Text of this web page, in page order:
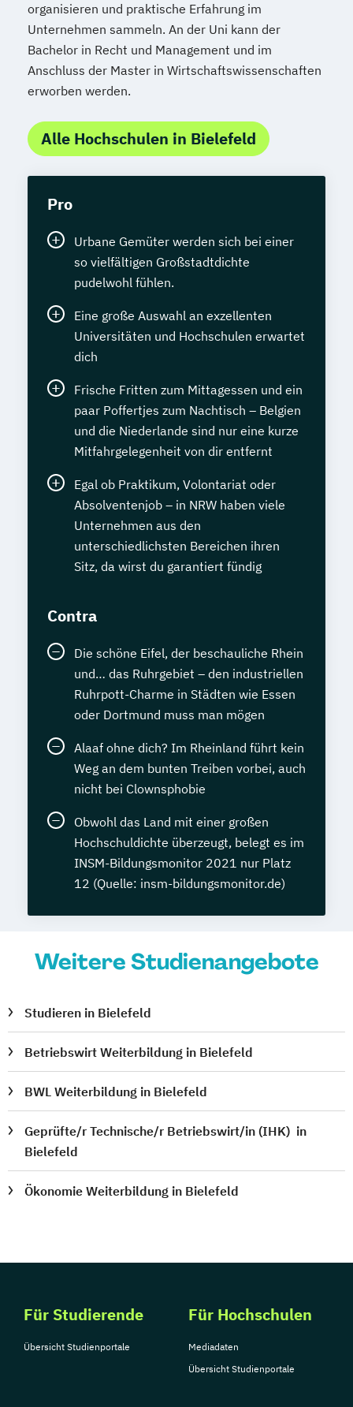
organisieren und praktische Erfahrung im
Unternehmen sammeln. An der Uni kann der
Bachelor in Recht und Management und im
Anschluss der Master in Wirtschaftswissenschaften
erworben werden.
Alle Hochschulen in Bielefeld
Pro
Urbane Gemüter werden sich bei einer
so vielfältigen Großstadtdichte
pudelwohl fühlen.
Eine große Auswahl an exzellenten
Universitäten und Hochschulen erwartet
dich
Frische Fritten zum Mittagessen und ein
paar Poffertjes zum Nachtisch – Belgien
und die Niederlande sind nur eine kurze
Mitfahrgelegenheit von dir entfernt
Egal ob Praktikum, Volontariat oder
Absolventenjob – in NRW haben viele
Unternehmen aus den
unterschiedlichsten Bereichen ihren
Sitz, da wirst du garantiert fündig
Contra
Die schöne Eifel, der beschauliche Rhein
und… das Ruhrgebiet – den industriellen
Ruhrpott-Charme in Städten wie Essen
oder Dortmund muss man mögen
Alaaf ohne dich? Im Rheinland führt kein
Weg an dem bunten Treiben vorbei, auch
nicht bei Clownsphobie
Obwohl das Land mit einer großen
Hochschuldichte überzeugt, belegt es im
INSM-Bildungsmonitor 2021 nur Platz
12 (Quelle: insm-bildungsmonitor.de)
Weitere Studienangebote
Studieren in Bielefeld
Betriebswirt Weiterbildung in Bielefeld
BWL Weiterbildung in Bielefeld
Geprüfte/r Technische/r Betriebswirt/in (IHK) in
Bielefeld
Ökonomie Weiterbildung in Bielefeld
Für Studierende
Übersicht Studienportale
Für Hochschulen
Mediadaten
Übersicht Studienportale